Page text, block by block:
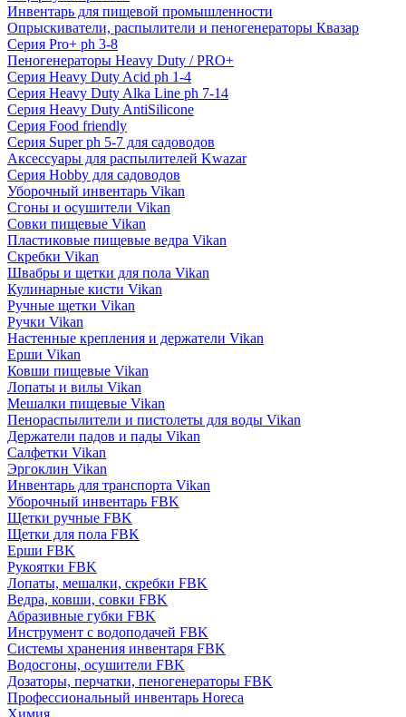
Инвентарь для пищевой промышленности
Опрыскиватели, распылители и пеногенераторы Квазар
Серия Pro+ ph 3-8
Пеногенераторы Heavy Duty / PRO+
Серия Heavy Duty Acid ph 1-4
Серия Heavy Duty Alka Line ph 7-14
Серия Heavy Duty AntiSilicone
Серия Food friendly
Серия Super ph 5-7 для садоводов
Аксессуары для распылителей Kwazar
Серия Hobby для садоводов
Уборочный инвентарь Vikan
Сгоны и осушители Vikan
Совки пищевые Vikan
Пластиковые пищевые ведра Vikan
Скребки Vikan
Швабры и щетки для пола Vikan
Кулинарные кисти Vikan
Ручные щетки Vikan
Ручки Vikan
Настенные крепления и держатели Vikan
Ерши Vikan
Ковши пищевые Vikan
Лопаты и вилы Vikan
Мешалки пищевые Vikan
Пенораспылители и пистолеты для воды Vikan
Держатели падов и пады Vikan
Салфетки Vikan
Эргоклин Vikan
Инвентарь для транспорта Vikan
Уборочный инвентарь FBK
Щетки ручные FBK
Щетки для пола FBK
Ерши FBK
Рукоятки FBK
Лопаты, мешалки, скребки FBK
Ведра, ковши, совки FBK
Абразивные губки FBK
Инструмент с водоподачей FBK
Системы хранения инвентаря FBK
Водосгоны, осушители FBK
Дозаторы, перчатки, пеногенераторы FBK
Профессиональный инвентарь Horeca
Химия